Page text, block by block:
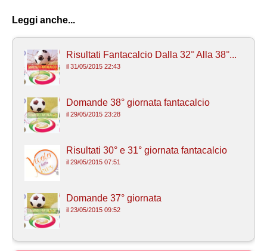
Leggi anche...
Risultati Fantacalcio Dalla 32° Alla 38°...
il 31/05/2015 22:43
Domande 38° giornata fantacalcio
il 29/05/2015 23:28
Risultati 30° e 31° giornata fantacalcio
il 29/05/2015 07:51
Domande 37° giornata
il 23/05/2015 09:52